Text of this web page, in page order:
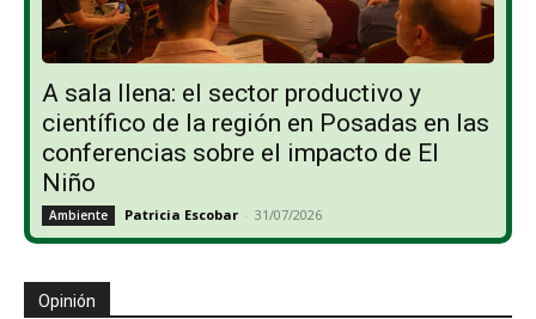
A sala llena: el sector productivo y
científico de la región en Posadas en las
conferencias sobre el impacto de El
Niño
Ambiente Patricia Escobar - 31/07/2026
Opinión